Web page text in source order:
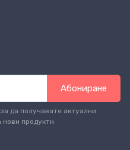
Абониране
да получавате актуални
продукти.